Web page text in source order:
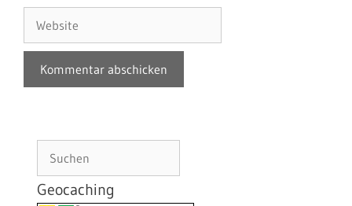
Adresse
Geocaching